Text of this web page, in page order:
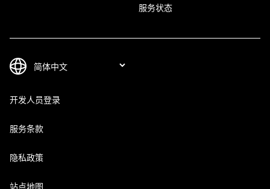
服务状态
开发人员登录
服务条款
隐私政策
站点地图